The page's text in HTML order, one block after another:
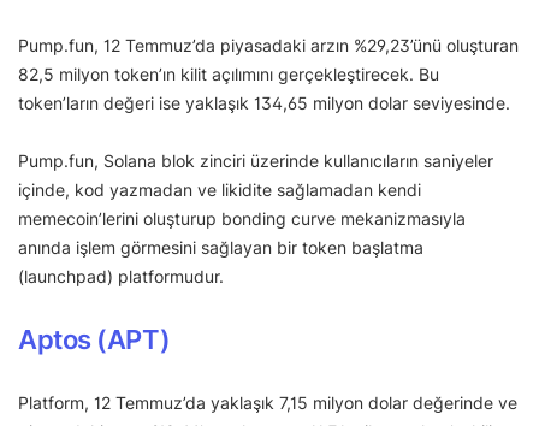
Pump.fun, 12 Temmuz’da piyasadaki arzın %29,23’ünü oluşturan
82,5 milyon token’ın kilit açılımını gerçekleştirecek. Bu
token’ların değeri ise yaklaşık 134,65 milyon dolar seviyesinde.
Pump.fun, Solana blok zinciri üzerinde kullanıcıların saniyeler
içinde, kod yazmadan ve likidite sağlamadan kendi
memecoin’lerini oluşturup bonding curve mekanizmasıyla
anında işlem görmesini sağlayan bir token başlatma
(launchpad) platformudur.
Aptos (APT)
Platform, 12 Temmuz’da yaklaşık 7,15 milyon dolar değerinde ve